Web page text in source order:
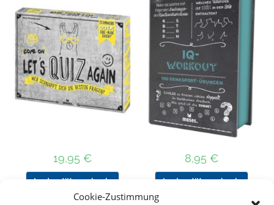
Cookie-Zustimmung
19,95 €
In den Warenkorb
8,95 €
In den Warenkorb